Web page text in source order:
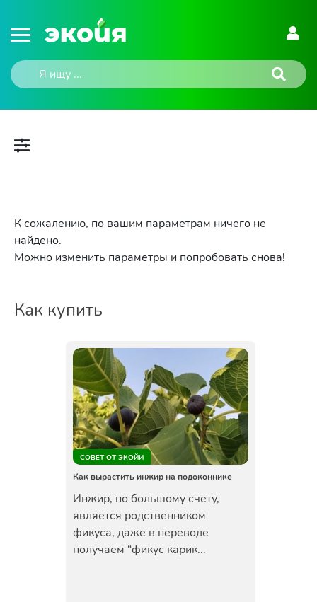
К сожалению, по вашим параметрам ничего не
найдено.
Можно изменить параметры и попробовать снова!
Как купить
СОВЕТ ОТ ЭКОЙИ
Как вырастить инжир на подоконнике
Инжир, по большому счету,
является родственником
фикуса, даже в переводе
получаем “фикус карик...